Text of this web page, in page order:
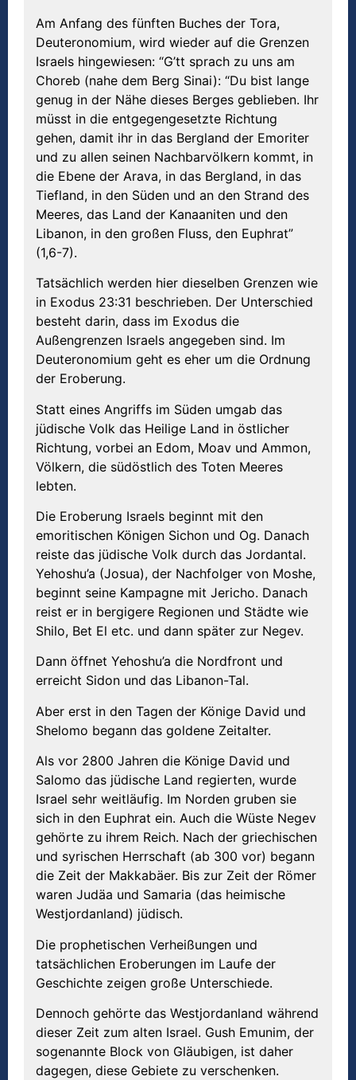
Am Anfang des fünften Buches der Tora,
Deuteronomium, wird wieder auf die Grenzen
Israels hingewiesen: “G’tt sprach zu uns am
Choreb (nahe dem Berg Sinai): “Du bist lange
genug in der Nähe dieses Berges geblieben. Ihr
müsst in die entgegengesetzte Richtung
gehen, damit ihr in das Bergland der Emoriter
und zu allen seinen Nachbarvölkern kommt, in
die Ebene der Arava, in das Bergland, in das
Tiefland, in den Süden und an den Strand des
Meeres, das Land der Kanaaniten und den
Libanon, in den großen Fluss, den Euphrat”
(1,6-7).
Tatsächlich werden hier dieselben Grenzen wie
in Exodus 23:31 beschrieben. Der Unterschied
besteht darin, dass im Exodus die
Außengrenzen Israels angegeben sind. Im
Deuteronomium geht es eher um die Ordnung
der Eroberung.
Statt eines Angriffs im Süden umgab das
jüdische Volk das Heilige Land in östlicher
Richtung, vorbei an Edom, Moav und Ammon,
Völkern, die südöstlich des Toten Meeres
lebten.
Die Eroberung Israels beginnt mit den
emoritischen Königen Sichon und Og. Danach
reiste das jüdische Volk durch das Jordantal.
Yehoshu’a (Josua), der Nachfolger von Moshe,
beginnt seine Kampagne mit Jericho. Danach
reist er in bergigere Regionen und Städte wie
Shilo, Bet El etc. und dann später zur Negev.
Dann öffnet Yehoshu’a die Nordfront und
erreicht Sidon und das Libanon-Tal.
Aber erst in den Tagen der Könige David und
Shelomo begann das goldene Zeitalter.
Als vor 2800 Jahren die Könige David und
Salomo das jüdische Land regierten, wurde
Israel sehr weitläufig. Im Norden gruben sie
sich in den Euphrat ein. Auch die Wüste Negev
gehörte zu ihrem Reich. Nach der griechischen
und syrischen Herrschaft (ab 300 vor) begann
die Zeit der Makkabäer. Bis zur Zeit der Römer
waren Judäa und Samaria (das heimische
Westjordanland) jüdisch.
Die prophetischen Verheißungen und
tatsächlichen Eroberungen im Laufe der
Geschichte zeigen große Unterschiede.
Dennoch gehörte das Westjordanland während
dieser Zeit zum alten Israel. Gush Emunim, der
sogenannte Block von Gläubigen, ist daher
dagegen, diese Gebiete zu verschenken.